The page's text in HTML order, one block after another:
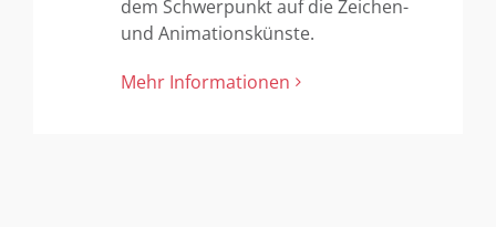
dem Schwerpunkt auf die Zeichen-
und Animationskünste.
Mehr Informationen